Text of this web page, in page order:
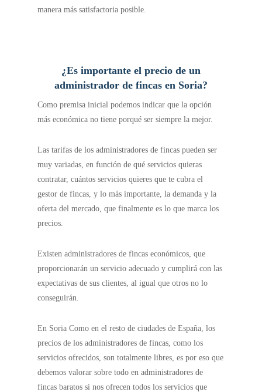
manera más satisfactoria posible.
¿Es importante el precio de un
administrador de fincas en Soria?
Como premisa inicial podemos indicar que la opción
más económica no tiene porqué ser siempre la mejor.
Las tarifas de los administradores de fincas pueden ser
muy variadas, en función de qué servicios quieras
contratar, cuántos servicios quieres que te cubra el
gestor de fincas, y lo más importante, la demanda y la
oferta del mercado, que finalmente es lo que marca los
precios.
Existen administradores de fincas económicos, que
proporcionarán un servicio adecuado y cumplirá con las
expectativas de sus clientes, al igual que otros no lo
conseguirán.
En Soria Como en el resto de ciudades de España, los
precios de los administradores de fincas, como los
servicios ofrecidos, son totalmente libres, es por eso que
debemos valorar sobre todo en administradores de
fincas baratos si nos ofrecen todos los servicios que